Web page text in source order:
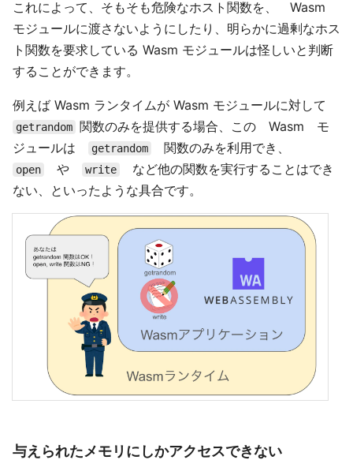
これによって、そもそも危険なホスト関数を、 Wasm
モジュールに渡さないようにしたり、明らかに過剰なホス
ト関数を要求している Wasm モジュールは怪しいと判断
することができます。
例えば Wasm ランタイムが Wasm モジュールに対して
getrandom 関数のみを提供する場合、この Wasm モ
ジュールは
getrandom 関数のみを利用でき、
open や write
など他の関数を実行することはでき
ない、といったような具合です。
与えられたメモリにしかアクセスできない